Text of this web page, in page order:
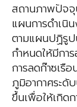
สถานภาพปัจ
แผนการดำเ
ตามแผนปฏิรูป
กำหนดให้มีกา
การลดก๊าซเรื
ภูมิอากาศระดั
ขึ้นเพื่อให้เกิด